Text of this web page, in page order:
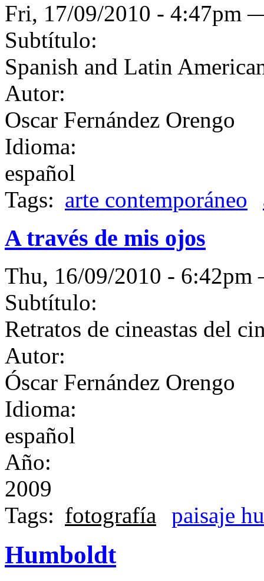
Fri, 17/09/2010 - 4:47pm
Subtítulo:
Spanish and Latin
Autor:
Oscar Fernández Orengo
Idioma:
español
Tags: arte contemporáneo
A través de mis ojos
Thu, 16/09/2010 -
Subtítulo:
Retratos de cineastas del
Autor:
Óscar Fernández Orengo
Idioma:
español
Año:
2009
Tags: fotografía paisaje
Humboldt